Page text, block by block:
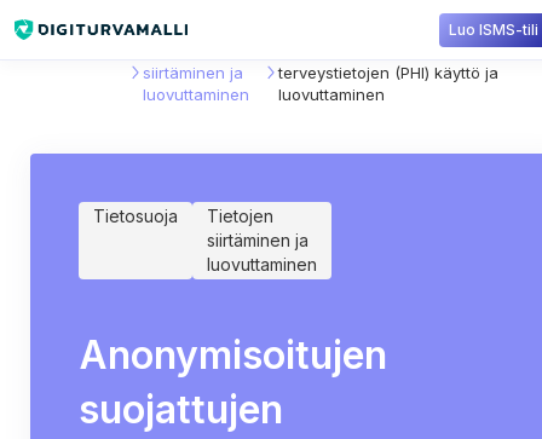
Luo ISMS-tili
siirtäminen ja
luovuttaminen
Anonymisoitujen suojattujen
terveystietojen (PHI) käyttö ja
luovuttaminen
Tietosuoja
Tietojen
siirtäminen ja
luovuttaminen
Anonymisoitujen
suojattujen